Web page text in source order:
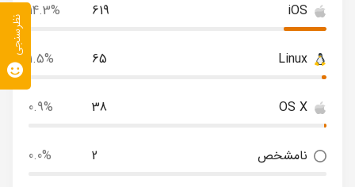
iOS
619
14.3%
Linux
65
1.5%
OS X
38
0.9%
نامشخص 2
0.0%
نظرسنجی